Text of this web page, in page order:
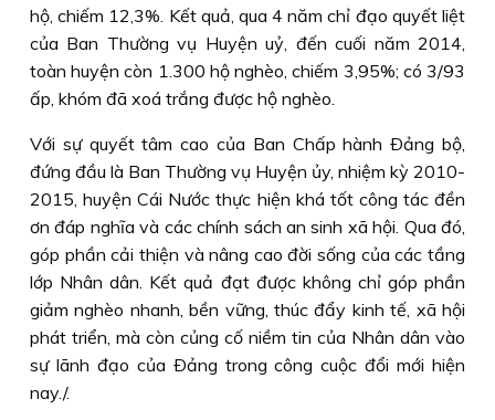
hộ, chiếm 12,3%. Kết quả, qua 4 năm chỉ đạo quyết liệt
của Ban Thường vụ Huyện uỷ, đến cuối năm 2014,
toàn huyện còn 1.300 hộ nghèo, chiếm 3,95%; có 3/93
ấp, khóm đã xoá trắng được hộ nghèo.
Với sự quyết tâm cao của Ban Chấp hành Ðảng bộ,
đứng đầu là Ban Thường vụ Huyện ủy, nhiệm kỳ 2010-
2015, huyện Cái Nước thực hiện khá tốt công tác đền
ơn đáp nghĩa và các chính sách an sinh xã hội. Qua đó,
góp phần cải thiện và nâng cao đời sống của các tầng
lớp Nhân dân. Kết quả đạt được không chỉ góp phần
giảm nghèo nhanh, bền vững, thúc đẩy kinh tế, xã hội
phát triển, mà còn củng cố niềm tin của Nhân dân vào
sự lãnh đạo của Ðảng trong công cuộc đổi mới hiện
nay./.